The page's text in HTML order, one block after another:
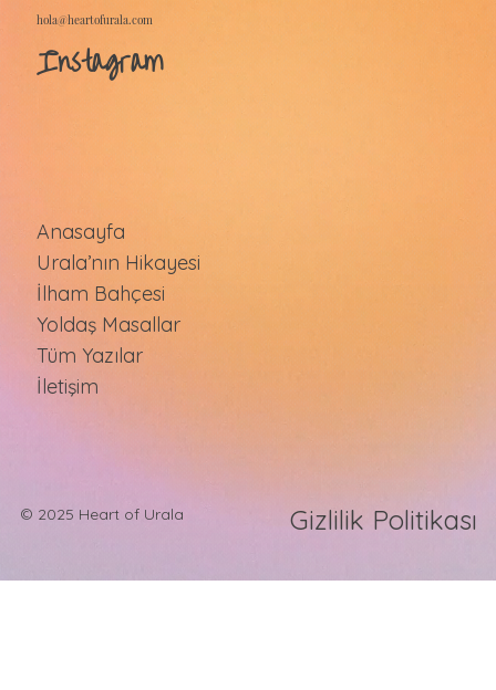
hola@heartofurala.com
Instagram
Anasayfa
Urala’nın Hikayesi
İlham Bahçesi
Yoldaş Masallar
Tüm Yazılar
İletişim
© 2025 Heart of Urala Gizlilik Politikası